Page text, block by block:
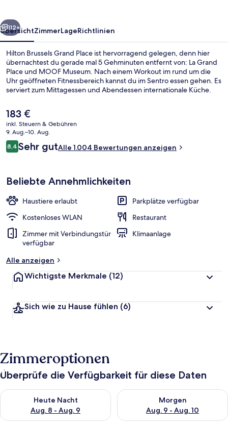
Weiter
112+
ÜbersichtZimmerLageRichtlinien
Hilton Brussels Grand Place ist hervorragend gelegen, denn hier
übernachtest du gerade mal 5 Gehminuten entfernt von: La Grand
Place und MOOF Museum. Nach einem Workout im rund um die
Uhr geöffneten Fitnessbereich kannst du im Sentro essen gehen. Es
serviert zum Mittagessen und Abendessen internationale Küche.
Square Brussels Meeting Centre und Kunstberg. Das hilfsbereite
Personal und der allgemeine Zustand erhalten tolle Bewertungen
von anderen Reisenden. Die öffentlichen Verkehrsmittel sind nur
einen kurzen Fußmarsch entfernt: Zur Straßenbahnhaltestelle Palais
sind es 6 Minuten und zur Station Parc 6 Minuten.
Der
aktuelle
Preis
beträgt
183 €.
183 €
inkl. Steuern & Gebühren
9. Aug.–10. Aug.
Bewertungen
8,48,4 von 10.
Sehr gutAlle 1.004 Bewertungen anzeigen
Beliebte Annehmlichkeiten
Haustiere erlaubt
Parkplätze verfügbar
Kostenloses WLAN
Restaurant
Zimmer mit Verbindungstür
verfügbar
Klimaanlage
Alle anzeigen
Wichtigste Merkmale (12)
Sich wie zu Hause fühlen (6)
Zimmeroptionen
Überprüfe die Verfügbarkeit für diese Daten
Heute Nacht
Aug. 8 - Aug. 9
Überprüfe die Verfügbarkeit für heute Nacht, Aug. 8 - Aug. 9.
Morgen
Aug. 9 - Aug. 10
Überprüfe die Verfügbarkeit